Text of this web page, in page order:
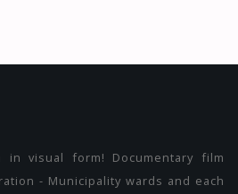
in visual form! Documentary film
- Municipality wards and each